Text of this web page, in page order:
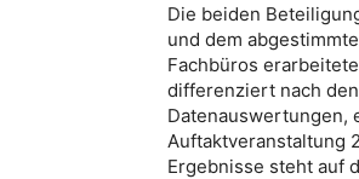
Die beiden
und dem
Fachbüros
differenziert nach
Datenauswertungen,
Auftaktveranstaltung
Ergebnisse steht auf